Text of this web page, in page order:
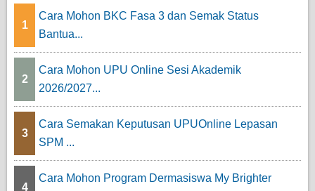
1
Cara Mohon BKC Fasa 3 dan Semak Status
Bantua...
2
Cara Mohon UPU Online Sesi Akademik
2026/2027...
3
Cara Semakan Keputusan UPUOnline Lepasan
SPM ...
4
Cara Mohon Program Dermasiswa My Brighter